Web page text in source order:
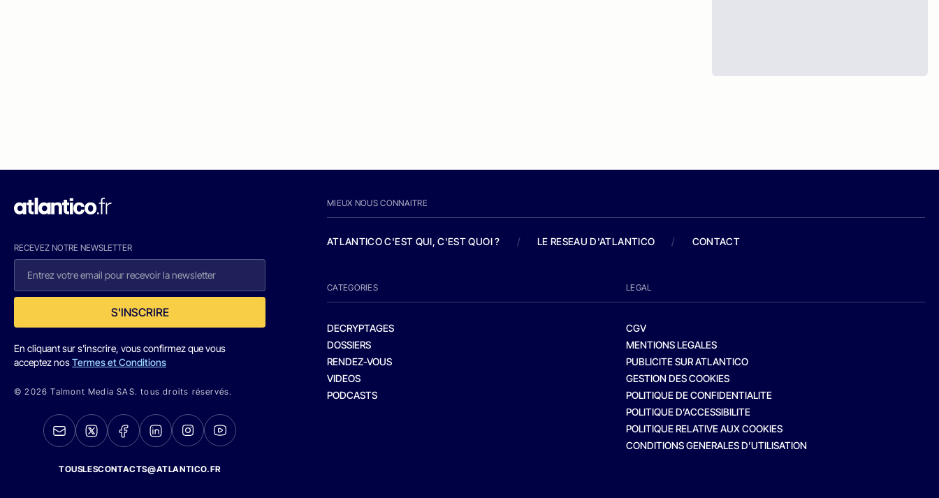
RECEVEZ NOTRE NEWSLETTER
S'INSCRIRE
En cliquant sur s'inscrire, vous confirmez que vous
acceptez nosTermes et Conditions
© 2026 Talmont Media SAS. tous droits réservés.
TOUSLESCONTACTS@ATLANTICO.FR
MIEUX NOUS CONNAITRE
ATLANTICO C'EST QUI, C'EST QUOI ? / LE RESEAU D'ATLANTICO / CONTACT
CATEGORIES
DECRYPTAGES
DOSSIERS
RENDEZ-VOUS
VIDEOS
PODCASTS
LEGAL
CGV
MENTIONS LEGALES
PUBLICITE SUR ATLANTICO
GESTION DES COOKIES
POLITIQUE DE CONFIDENTIALITE
POLITIQUE D’ACCESSIBILITE
POLITIQUE RELATIVE AUX COOKIES
CONDITIONS GENERALES D’UTILISATION